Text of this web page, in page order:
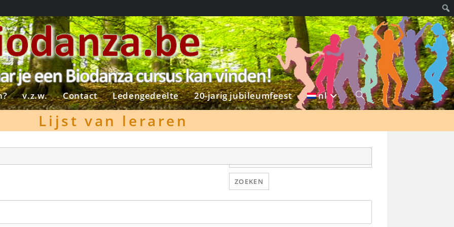
v.z.w. Contact Ledengedeelte 20-jarig jubileumfeest nl Toggle
Lijst van leraren
leden...